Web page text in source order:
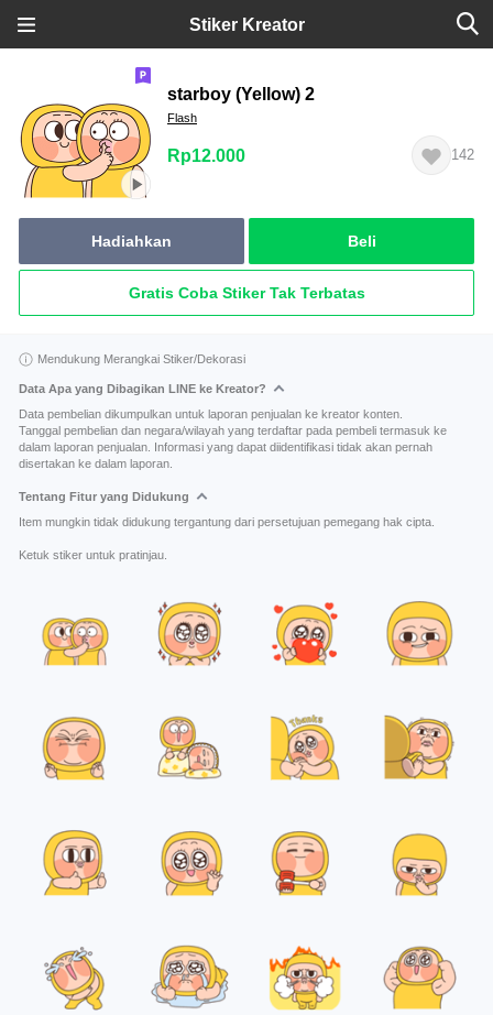
Stiker Kreator
starboy (Yellow) 2
Flash
Rp12.000 142
Hadiahkan Beli
Gratis Coba Stiker Tak Terbatas
Mendukung Merangkai Stiker/Dekorasi
Data Apa yang Dibagikan LINE ke Kreator?
Data pembelian dikumpulkan untuk laporan penjualan ke kreator konten.
Tanggal pembelian dan negara/wilayah yang terdaftar pada pembeli termasuk ke
dalam laporan penjualan. Informasi yang dapat diidentifikasi tidak akan pernah
disertakan ke dalam laporan.
Tentang Fitur yang Didukung
Item mungkin tidak didukung tergantung dari persetujuan pemegang hak cipta.
Ketuk stiker untuk pratinjau.